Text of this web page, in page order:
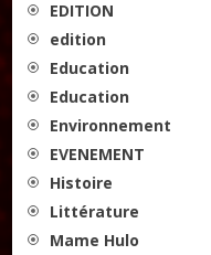
EDITION
edition
Education
Education
Environnement
EVENEMENT
Histoire
Littérature
Mame Hulo